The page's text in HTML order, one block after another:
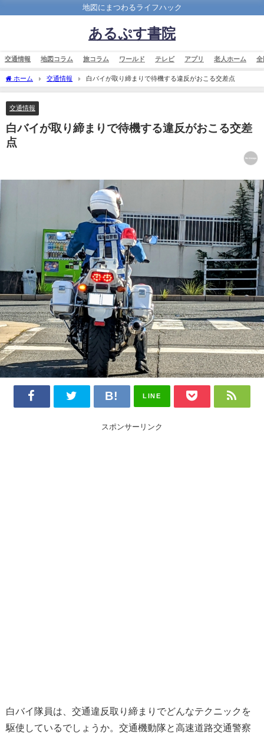
地図にまつわるライフハック
あるぷす書院
交通情報 地図コラム 旅コラム ワールド テレビ アプリ 老人ホーム 全
ホーム 交通情報 白バイが取り締まりで待機する違反がおこる交差点
交通情報
白バイが取り締まりで待機する違反がおこる交差
点
LINE
スポンサーリンク
白バイ隊員は、交通違反取り締まりでどんなテクニックを
駆使しているでしょうか。交通機動隊と高速道路交通警察